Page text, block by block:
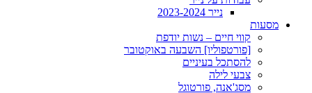
נייר 2023-2024
מסעות
קווי חיים – נשות יודפת
[פורטפוליו] השבעה באוקטובר
להסתכל בעיניים
צבעי לילה
מסג'אנה, פורטוגל